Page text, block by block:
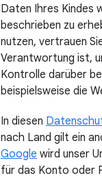
Daten Ihres Kindes
beschrieben zu
nutzen, vertrauen
Verantwortung ist,
Kontrolle darüber
beispielsweise die
In diesen
nach Land gilt ein
Google wird unser
für das Konto oder